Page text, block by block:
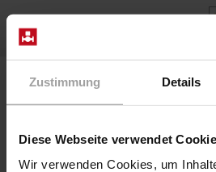
Zustimmung Details
Diese Webseite verwendet
Wir verwenden Cookies, um